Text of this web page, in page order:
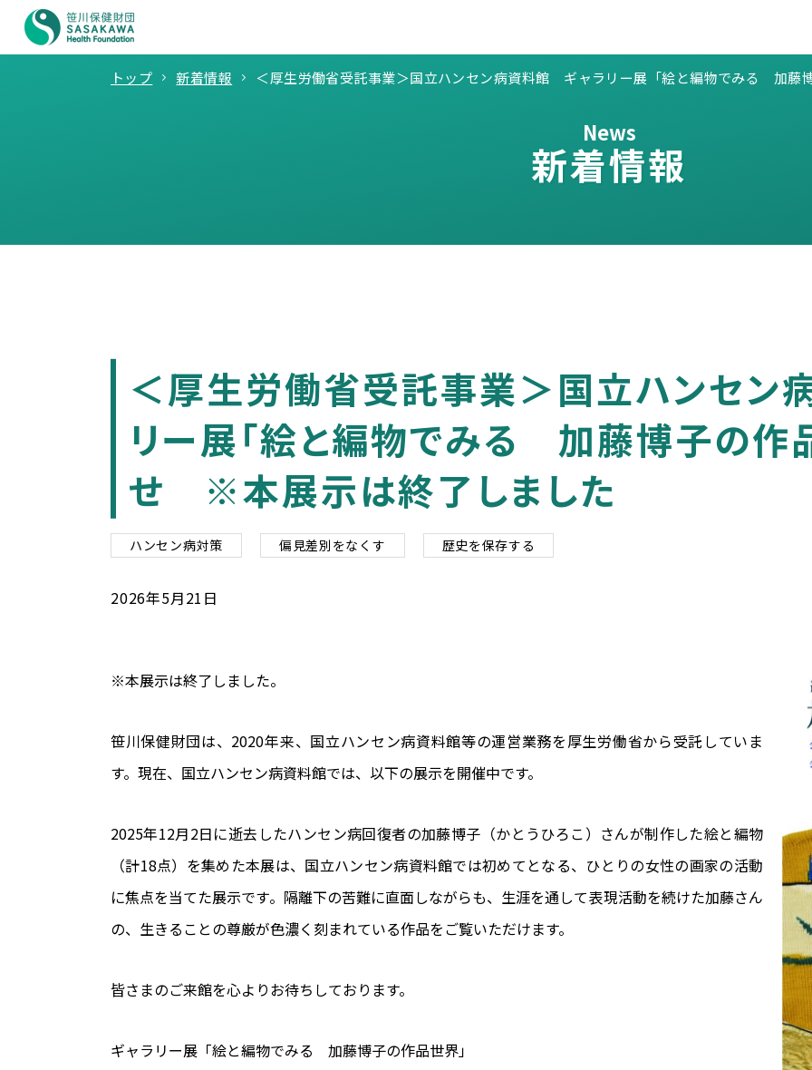
トップ 新着情報 ＜厚生労働省受託事業＞国立ハンセン病資料館 ギャラリー展「絵と編物でみる 加藤
News
新着情報
＜厚生労働省受託事業＞国立ハンセン
リー展「絵と編物でみる 加藤博子の作
せ ※本展示は終了しました
ハンセン病対策 偏見差別をなくす 歴史を保存する
2026年5月21 日
※本展示は終了しました。
笹川保健財団は、2020年来、国立ハンセン病資料館等の運営業務を厚生労働省から受託していま
す。現在、国立ハンセン病資料館では、以下の展示を開催中です。
2025年12月2日に逝去したハンセン病回復者の加藤博子（かとうひろこ）さんが制作した絵と編物
（計18点）を集めた本展は、国立ハンセン病資料館では初めてとなる、ひとりの女性の画家の活動
に焦点を当てた展示です。隔離下の苦難に直面しながらも、生涯を通して表現活動を続けた加藤さん
の、生きることの尊厳が色濃く刻まれている作品をご覧いただけます。
皆さまのご来館を心よりお待ちしております。
ギャラリー展「絵と編物でみる 加藤博子の作品世界」